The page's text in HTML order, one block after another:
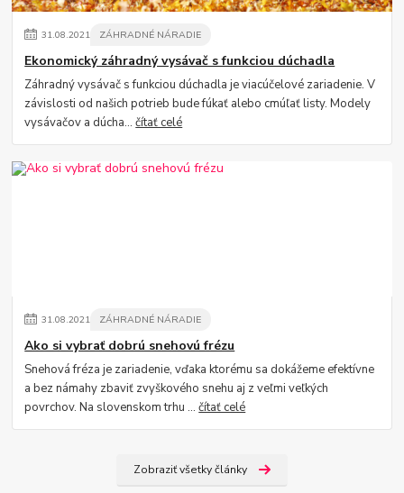
31.08.2021 ZÁHRADNÉ NÁRADIE
Ekonomický záhradný vysávač s funkciou dúchadla
Záhradný vysávač s funkciou dúchadla je viacúčelové zariadenie. V
závislosti od našich potrieb bude fúkať alebo cmúľať listy. Modely
vysávačov a dúcha...čítať celé
31.08.2021 ZÁHRADNÉ NÁRADIE
Ako si vybrať dobrú snehovú frézu
Snehová fréza je zariadenie, vďaka ktorému sa dokážeme efektívne
a bez námahy zbaviť zvyškového snehu aj z veľmi veľkých
povrchov. Na slovenskom trhu ...čítať celé
Zobraziť všetky články